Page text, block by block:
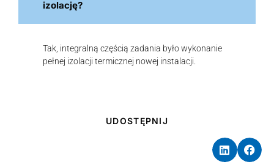
izolację?
Tak, integralną częścią zadania było wykonanie
pełnej izolacji termicznej nowej instalacji.
UDOSTĘPNIJ